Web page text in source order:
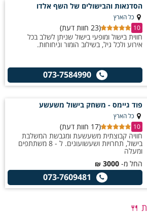
הסדנאות והבישולים של השף אלדו
כל הארץ
10
(23 חוות דעת)
חווית בישול ומופעי בישול שניתן לשלב בכל
אירוע ולכל גיל, בשילוב הומור וניחוחות.
073-7584990
פוד גיימס - משחק בישול משעשע
כל הארץ
10
(17 חוות דעת)
חוויה קבוצתית משעשעת ומגבשת המשלבת
בישול, תחרויות ושעשועונים. ל - 8 משתתפים
ומעלה
החל מ- 3000
₪
073-7609481
🍴